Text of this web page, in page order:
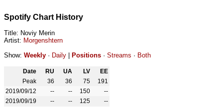
Spotify Chart History
Title: Noviy Merin
Artist: Morgenshtern
Show: Weekly · Daily Positions · Streams · Both
Date RU UA LV
EE
Peak
36 36 75
191
2019/09/12
-- -- 150
--
2019/09/19
-- -- 125
--